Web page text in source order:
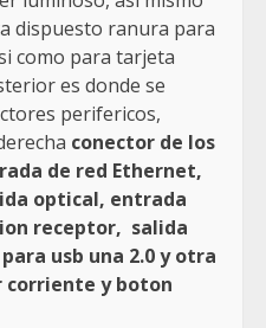
dispuesto ranura para
como para tarjeta
es donde se
perifericos,
conector de los
de red Ethernet,
optical, entrada
receptor, salida
usb una 2.0 y otra
corriente y boton